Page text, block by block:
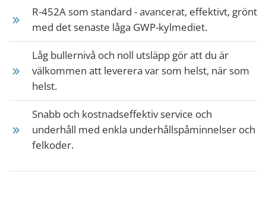
R-452A som standard - avancerat, effektivt, grönt
med det senaste låga GWP-kylmediet.
Låg bullernivå och noll utsläpp gör att du är
välkommen att leverera var som helst, när som
helst.
Snabb och kostnadseffektiv service och
underhåll med enkla underhållspåminnelser och
felkoder.